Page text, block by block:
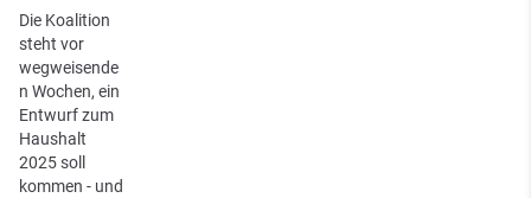
Die Koalition
steht vor
wegweisende
n Wochen, ein
Entwurf zum
Haushalt
2025 soll
kommen - und